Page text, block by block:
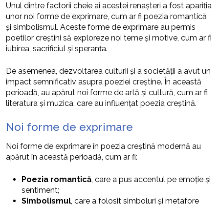
Unul dintre factorii cheie ai acestei renașteri a fost apariția
unor noi forme de exprimare, cum ar fi poezia romantică
și simbolismul. Aceste forme de exprimare au permis
poetilor creștini să exploreze noi teme și motive, cum ar fi
iubirea, sacrificiul și speranța.
De asemenea, dezvoltarea culturii și a societății a avut un
impact semnificativ asupra poeziei creștine. În această
perioadă, au apărut noi forme de artă și cultură, cum ar fi
literatura și muzica, care au influențat poezia creștină.
Noi forme de exprimare
Noi forme de exprimare în poezia creștină modernă au
apărut în această perioadă, cum ar fi:
Poezia romantică , care a pus accentul pe emoție și
sentiment;
Simbolismul , care a folosit simboluri și metafore